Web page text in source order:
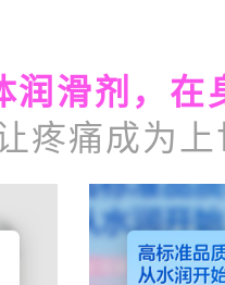
润滑剂，在
疼痛成为